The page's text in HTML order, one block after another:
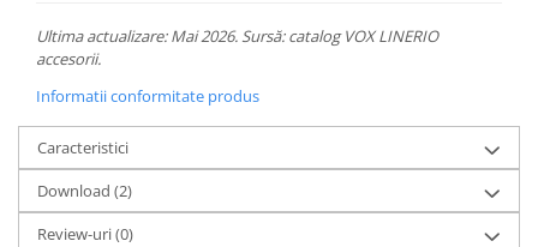
Ultima actualizare: Mai 2026. Sursă: catalog VOX LINERIO
accesorii.
Informatii conformitate produs
Caracteristici
Download (2)
Review-uri(0)